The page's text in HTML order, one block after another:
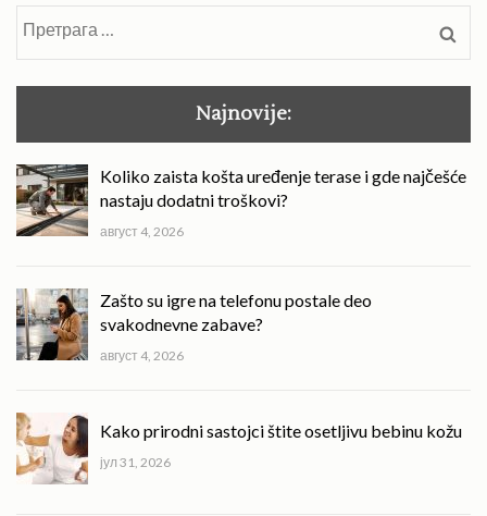
Najnovije:
Koliko zaista košta uređenje terase i gde najčešće
nastaju dodatni troškovi?
август 4, 2026
Zašto su igre na telefonu postale deo
svakodnevne zabave?
август 4, 2026
Kako prirodni sastojci štite osetljivu bebinu kožu
јул 31, 2026